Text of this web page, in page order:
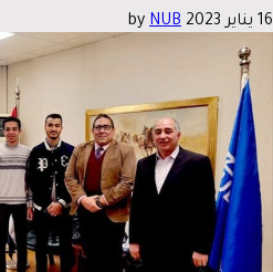
16 يناير 2023 NUB